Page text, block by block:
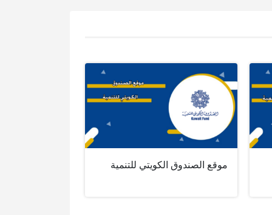
موقع الصندوق الكويتي للتنمية